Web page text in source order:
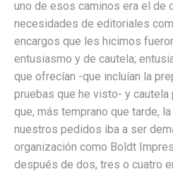
uno de esos caminos era el de
necesidades de editoriales
encargos que les hicimos
entusiasmo y de cautela;
que ofrecían -que incluían la
pruebas que he visto- y cautela
que, más temprano que tarde,
nuestros pedidos iba a ser
organización como Boldt
después de dos, tres o cuatro